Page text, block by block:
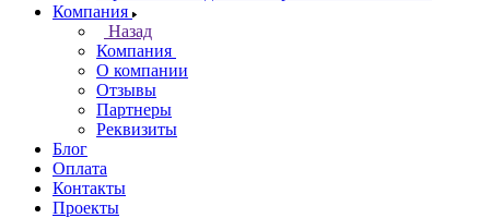
Компания
Назад
Компания
О компании
Отзывы
Партнеры
Реквизиты
Блог
Оплата
Контакты
Проекты